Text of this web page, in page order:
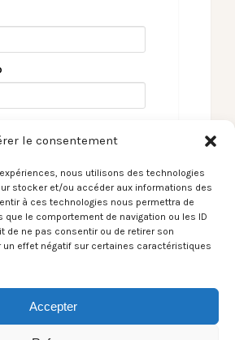
le consentement
nous utilisons des technologies
stocker et/ou accéder aux informations des
à ces technologies nous permettra de
le comportement de navigation ou les ID
de ne pas consentir ou de retirer son
effet négatif sur certaines caractéristiques
Accepter
et son Blues Kid